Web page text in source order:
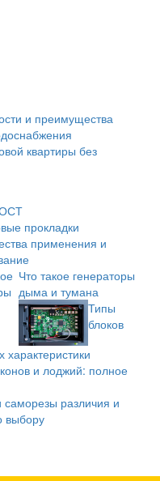
и преимущества
квартиры без
прокладки
применения и
Что такое генераторы
дыма и тумана
Типы
блоков
характеристики
и лоджий: полное
различия и
выбору